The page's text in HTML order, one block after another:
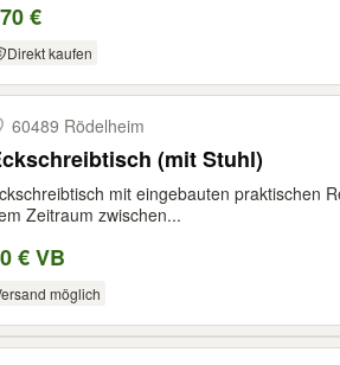
€
Direkt kaufen
60489 Rödelheim
(mit Stuhl)
mit eingebauten praktischen
Zeitraum zwischen...
€ VB
möglich